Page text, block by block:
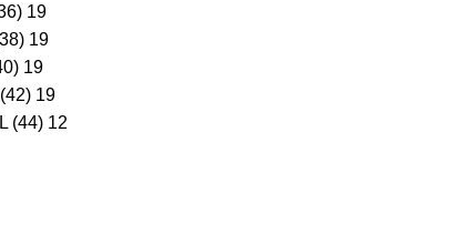
19
19
19
19
(44) 12